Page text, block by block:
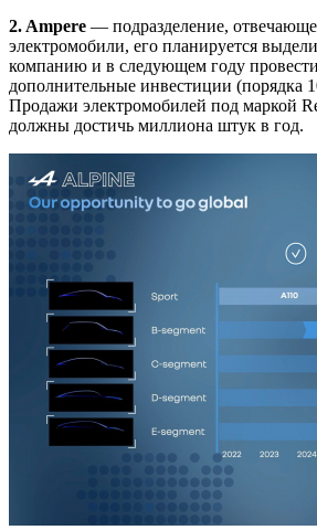
2. Ampere — подразделение,
электромобили, его планируется
компанию и в следующем году
дополнительные инвестиции (порядка
Продажи электромобилей под маркой
должны достичь миллиона штук в год.